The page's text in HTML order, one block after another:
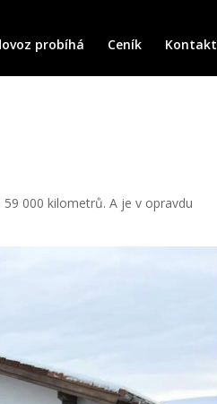
probíhá Ceník Kontakt
000 kilometrů. A je v opravdu